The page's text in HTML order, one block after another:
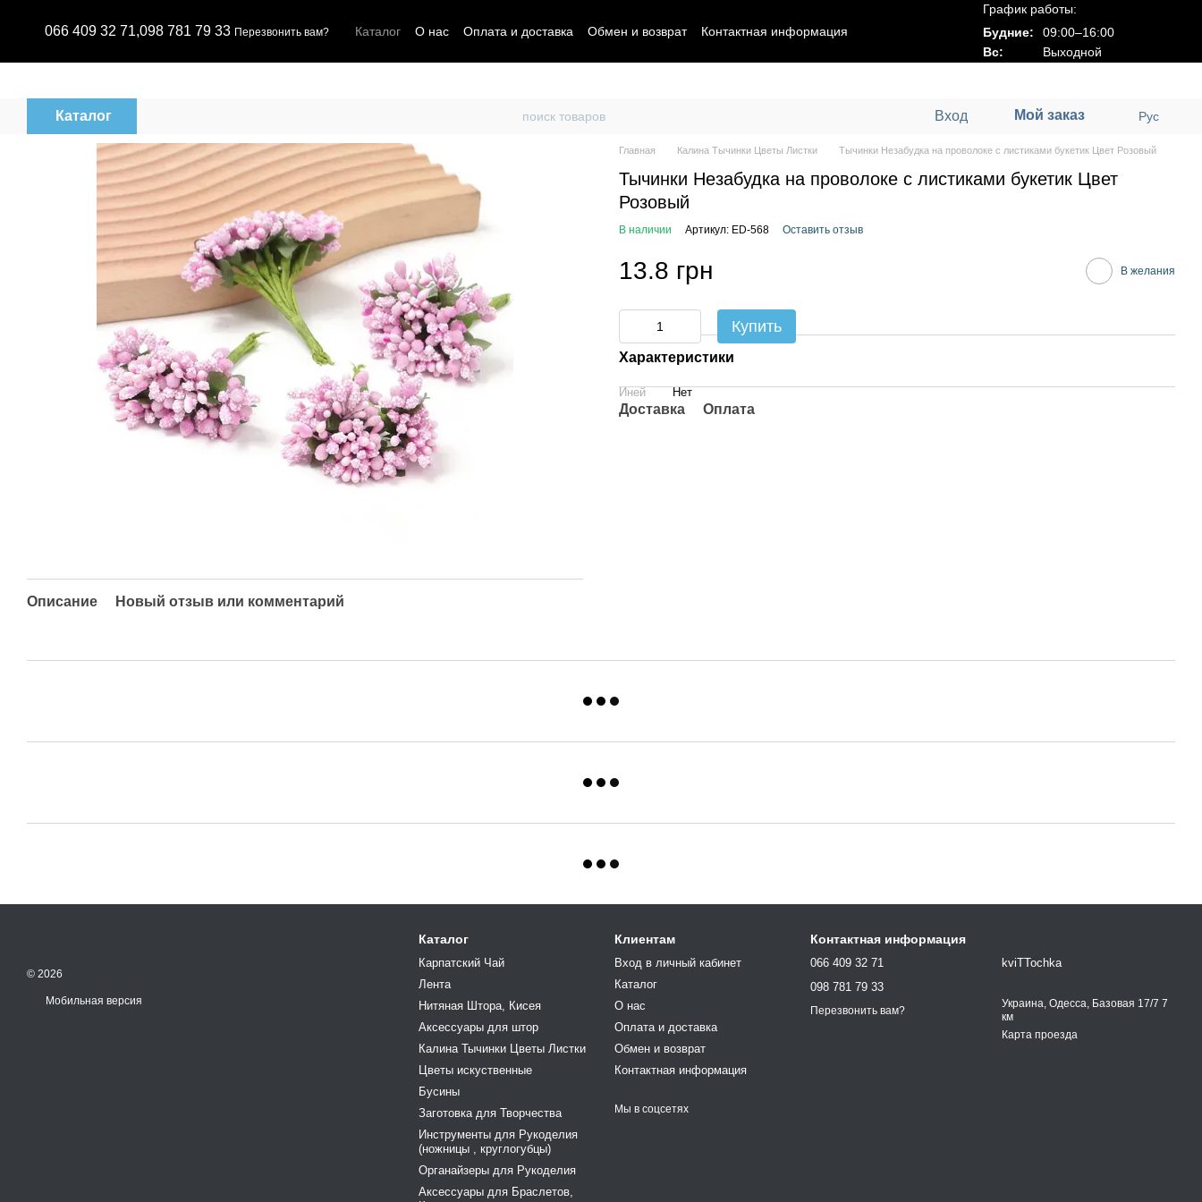
066 409 32 71,098 781 79 33 Перезвонить вам? Каталог О нас Оплата и доставка Обмен и возврат Контактная информация
График работы:
Будние:
09:00–16:00
Вс:
Выходной
Каталог Вход Мой заказ Рус
Описание Новый отзыв или комментарий
Главная Калина Тычинки Цветы Листки Тычинки Незабудка на проволоке с листиками букетик Цвет Розовый
Тычинки Незабудка на проволоке с листиками букетик Цвет
Розовый
В наличии Артикул: ED-568 Оставить отзыв
13.8 грн В желания
Купить
Характеристики
Иней Нет
Доставка Оплата
© 2026
Мобильная версия
Каталог
Карпатский Чай
Лента
Нитяная Штора, Кисея
Аксессуары для штор
Калина Тычинки Цветы Листки
Цветы искуственные
Бусины
Заготовка для Творчества
Инструменты для Рукоделия
(ножницы , круглогубцы)
Органайзеры для Рукоделия
Аксессуары для Браслетов,
Клиентам
Вход в личный кабинет
Каталог
О нас
Оплата и доставка
Обмен и возврат
Контактная информация
Мы в соцсетях
Контактная информация
066 409 32 71
098 781 79 33
Перезвонить вам?
kviTTochka
Украина, Одесса, Базовая 17/7 7
км
Карта проезда